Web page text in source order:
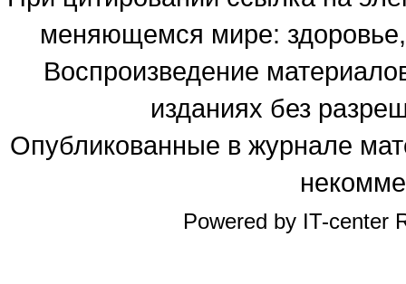
меняющемся мире: здоровье,
Воспроизведение
изданиях без
Опубликованные в журнале
Powered by IT-center